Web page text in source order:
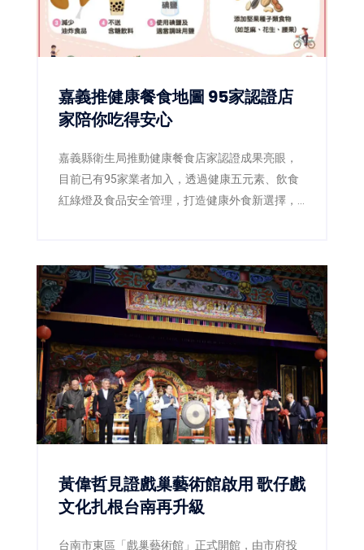
嘉義推健康餐食地圖 95家認證店
家陪你吃得安心
嘉義縣衛生局推動健康餐食店家認證成果亮眼，
目前已有95家業者加入，透過健康五元素、飲食
紅綠燈及食品安全管理，打造健康外食新選擇，
黃偉哲見證戲巢藝術館啟用 歌仔戲
文化扎根台南再升級
台南市東區「戲巢藝術館」正式開館，由市府投